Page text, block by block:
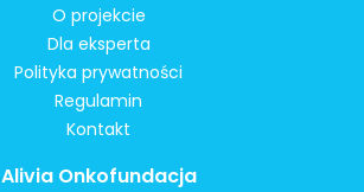
O projekcie
Dla eksperta
Polityka prywatności
Regulamin
Kontakt
Alivia Onkofundacja